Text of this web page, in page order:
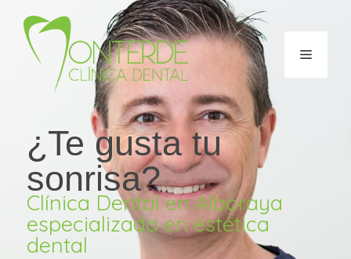
¿Te gusta tu
sonrisa?
Clínica Dental en Alboraya
especializada en estética
dental